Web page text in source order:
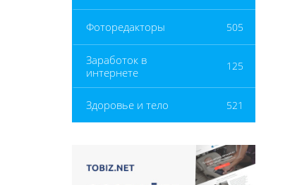
Фоторедакторы 505
Заработок в
интернете
125
Здоровье и тело 521